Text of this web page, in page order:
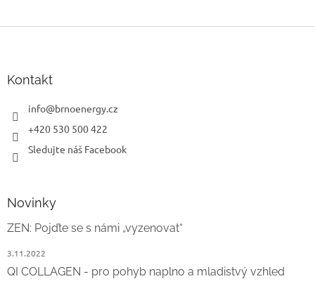
Kontakt
info@brnoenergy.cz
+420 530 500 422
Sledujte náš Facebook
Novinky
ZEN: Pojďte se s námi „vyzenovat“
3.11.2022
QI COLLAGEN - pro pohyb naplno a mladistvý vzhled